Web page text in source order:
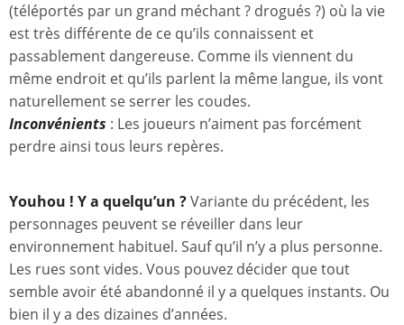
(téléportés par un grand méchant ? drogués ?) où la vie
est très différente de ce qu’ils connaissent et
passablement dangereuse. Comme ils viennent du
même endroit et qu’ils parlent la même langue, ils vont
naturellement se serrer les coudes.
Inconvénients : Les joueurs n’aiment pas forcément
perdre ainsi tous leurs repères.
Youhou ! Y a quelqu’un ?Variante du précédent, les
personnages peuvent se réveiller dans leur
environnement habituel. Sauf qu’il n’y a plus personne.
Les rues sont vides. Vous pouvez décider que tout
semble avoir été abandonné il y a quelques instants. Ou
bien il y a des dizaines d’années.